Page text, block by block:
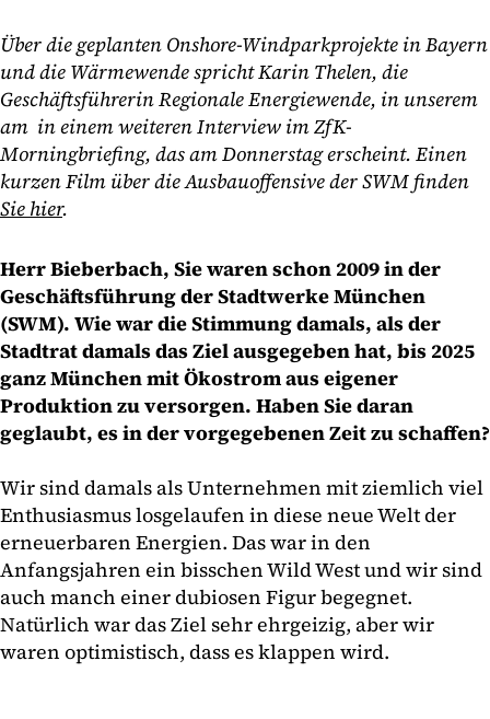
Über die geplanten Onshore-Windparkprojekte in Bayern
und die Wärmewende spricht Karin Thelen, die
Geschäftsführerin Regionale Energiewende, in unserem
am in einem weiteren Interview im ZfK-
Morningbriefing, das am Donnerstag erscheint. Einen
kurzen Film über die Ausbauoffensive der SWM finden
Sie hier.
Herr Bieberbach, Sie waren schon 2009 in der
Geschäftsführung der Stadtwerke München
(SWM). Wie war die Stimmung damals, als der
Stadtrat damals das Ziel ausgegeben hat, bis 2025
ganz München mit Ökostrom aus eigener
Produktion zu versorgen. Haben Sie daran
geglaubt, es in der vorgegebenen Zeit zu schaffen?
Wir sind damals als Unternehmen mit ziemlich viel
Enthusiasmus losgelaufen in diese neue Welt der
erneuerbaren Energien. Das war in den
Anfangsjahren ein bisschen Wild West und wir sind
auch manch einer dubiosen Figur begegnet.
Natürlich war das Ziel sehr ehrgeizig, aber wir
waren optimistisch, dass es klappen wird.